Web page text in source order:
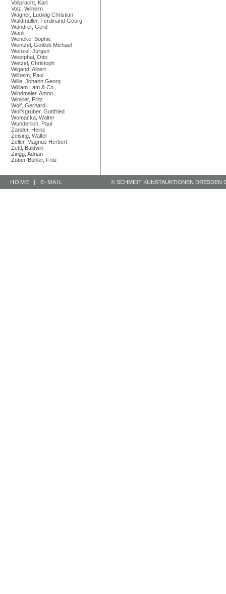
Vollpracht, Karl
Volz, Wilhelm
Wagner, Ludwig Christian
Waldmüller, Ferdinand Georg
Wandrer, Gerd
Wanli,
Wencke, Sophie
Wentzel, Gottlob Michael
Wenzel, Jürgen
Westphal, Otto
Wetzel, Christoph
Wigand, Albert
Wilhelm, Paul
Wille, Johann Georg
William Lam & Co.,
Windmaier, Anton
Winkler, Fritz
Wolf, Gerhard
Wolfsgruber, Gottfried
Womacka, Walter
Wunderlich, Paul
Zander, Heinz
Zeising, Walter
Zeller, Magnus Herbert
Zettl, Baldwin
Zingg, Adrian
Zuber-Bühler, Fritz
HOME | E-MAIL © SCHMIDT KUNSTAUKTIONEN DRESDEN